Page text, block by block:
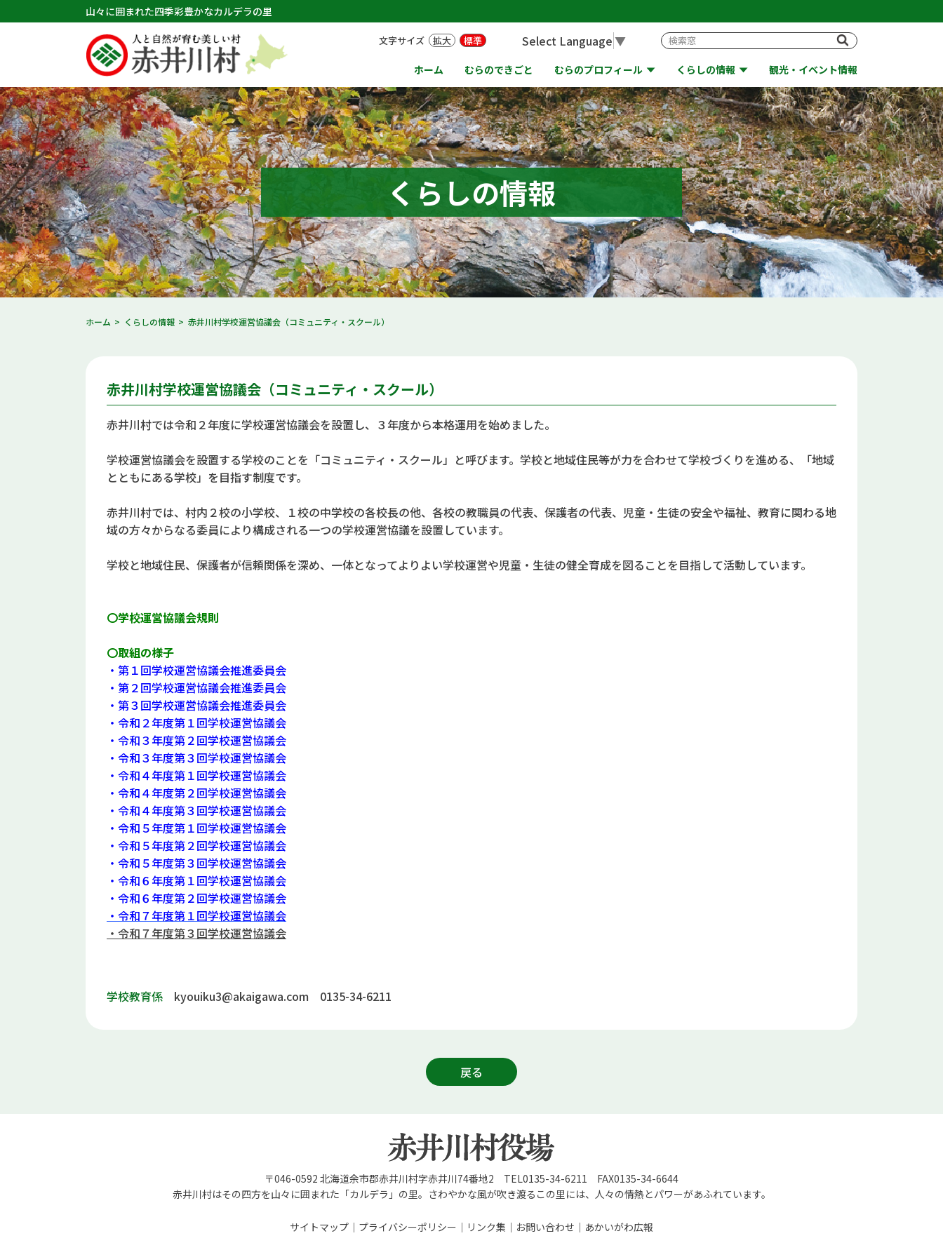
山々に囲まれた四季彩豊かなカルデラの里
ホーム むらのできごと むらのプロフィール くらしの情報 観光・イベント情報
文字サイズ 拡大 標準 Select Language▼
くらしの情報
ホーム くらしの情報 赤井川村学校運営協議会（コミュニティ・スクール）
赤井川村学校運営協議会（コミュニティ・スクール）
赤井川村では令和２年度に学校運営協議会を設置し、３年度から本格運用を始めました。
学校運営協議会を設置する学校のことを「コミュニティ・スクール」と呼びます。学校と地域住民等が力を合わせて学校づくりを進める、「地域
とともにある学校」を目指す制度です。
赤井川村では、村内２校の小学校、１校の中学校の各校長の他、各校の教職員の代表、保護者の代表、児童・生徒の安全や福祉、教育に関わる地
域の方々からなる委員により構成される一つの学校運営協議を設置しています。
学校と地域住民、保護者が信頼関係を深め、一体となってよりよい学校運営や児童・生徒の健全育成を図ることを目指して活動しています。
〇学校運営協議会規則
〇取組の様子
・第１回学校運営協議会推進委員会
・第２回学校運営協議会推進委員会
・第３回学校運営協議会推進委員会
・令和２年度第１回学校運営協議会
・令和３年度第２回学校運営協議会
・令和３年度第３回学校運営協議会
・令和４年度第１回学校運営協議会
・令和４年度第２回学校運営協議会
・令和４年度第３回学校運営協議会
・令和５年度第１回学校運営協議会
・令和５年度第２回学校運営協議会
・令和５年度第３回学校運営協議会
・令和６年度第１回学校運営協議会
・令和６年度第２回学校運営協議会
・令和７年度第１回学校運営協議会
・令和７年度第３回学校運営協議会
学校教育係 kyouiku3@akaigawa.com 0135-34-6211
戻る
〒046-0592 北海道余市郡赤井川村字赤井川74番地2 TEL0135-34-6211 FAX0135-34-6644
赤井川村はその四方を山々に囲まれた「カルデラ」の里。さわやかな風が吹き渡るこの里には、人々の情熱とパワーがあふれています。
サイトマップ プライバシーポリシー リンク集 お問い合わせ あかいがわ広報